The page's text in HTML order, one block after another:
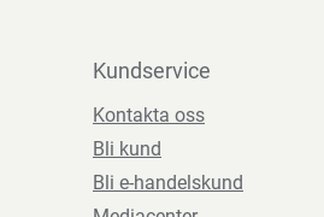
Kundservice
Kontakta oss
Bli kund
Bli e-handelskund